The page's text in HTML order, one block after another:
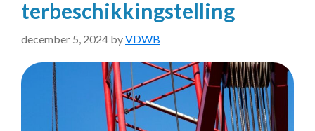
terbeschikkingstelling
december 5, 2024 byVDWB